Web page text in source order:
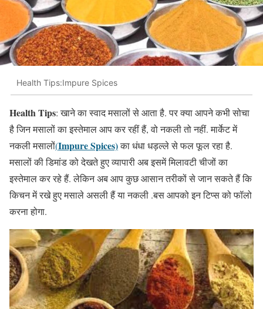
Health Tips:Impure Spices
Health Tips: खाने का स्वाद मसालों से आता है. पर क्या आपने कभी सोचा
है जिन मसालों का इस्तेमाल आप कर रहीं हैं, वो नकली तो नहीं. मार्केट में
नकली मसालों(Impure Spices)का धंधा धड़ल्ले से फल फूल रहा है.
मसालों की डिमांड को देखते हुए व्यापारी अब इसमें मिलावटी चीजों का
इस्तेमाल कर रहे हैं. लेकिन अब आप कुछ आसान तरीकों से जान सकते हैं कि
किचन में रखे हुए मसाले असली हैं या नकली .बस आपको इन टिप्स को फॉलो
करना होगा.